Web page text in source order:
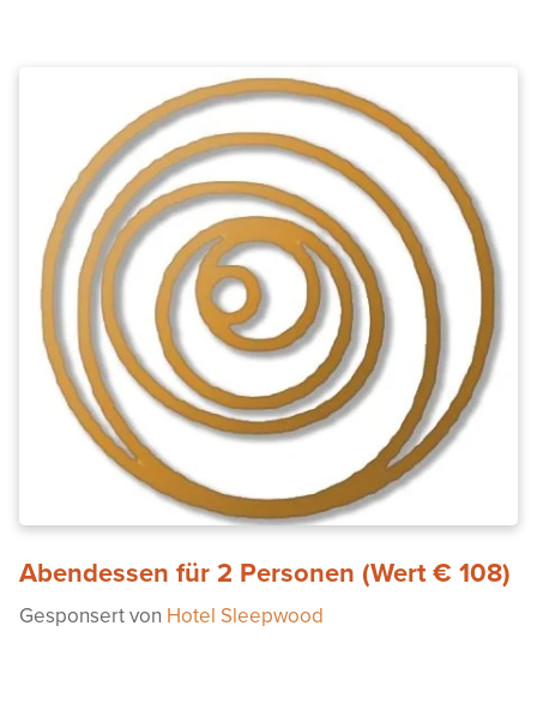
Abendessen für 2 Personen (Wert € 108)
Gesponsert von Hotel Sleepwood